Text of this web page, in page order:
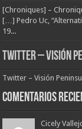
[Chroniques] –
[…] Pedro Uc,
19...
Twitter – Visión
Twitter – Visión
Comentarios
Cicely